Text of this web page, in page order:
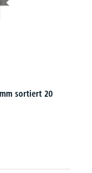
sortiert 20